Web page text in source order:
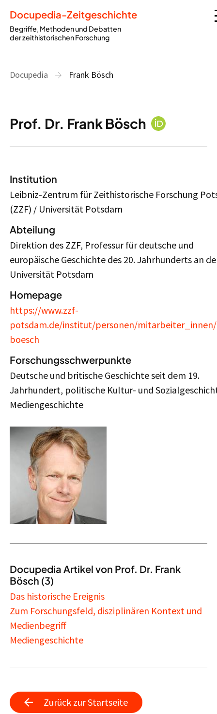
Docupedia-Zeitgeschichte
Begriffe, Methoden und Debatten
der zeithistorischen Forschung
Docupedia Frank Bösch
Prof. Dr. Frank Bösch
Institution
Leibniz-Zentrum für Zeithistorische Forschung
(ZZF) / Universität Potsdam
Abteilung
Direktion des ZZF, Professur für deutsche und
europäische Geschichte des 20. Jahrhunderts an
Universität Potsdam
Homepage
https://www.zzf-
potsdam.de/institut/personen/
boesch
Forschungsschwerpunkte
Deutsche und britische Geschichte seit dem 19.
Jahrhundert, politische Kultur- und
Mediengeschichte
Docupedia Artikel von Prof. Dr. Frank
Bösch (3)
Das historische Ereignis
Zum Forschungsfeld, disziplinären Kontext und
Medienbegriff
Mediengeschichte
Zurück zur Startseite